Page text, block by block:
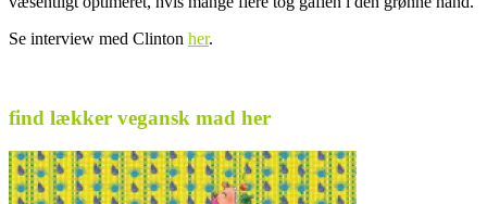
Se interview med Clinton her.
find lækker vegansk mad her